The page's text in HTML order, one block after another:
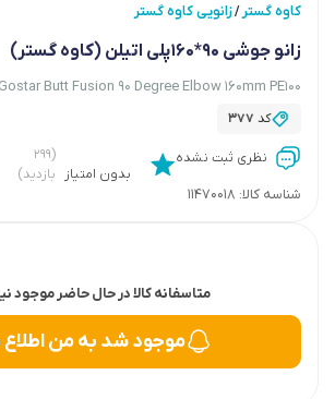
کاوه گستر /زانویی کاوه گستر
زانو جوشی 90*160پلی اتیلن (کاوه گستر)
Butt Fusion 90 Degree Elbow 160mm PE100
کد 377
نظری ثبت نشده
بدون امتیاز
(۲۹۹
بازدید)
شناسه کالا: 11470018
متاسفانه کالا در حال حاضر موجود
موجود شد به من اطلاع